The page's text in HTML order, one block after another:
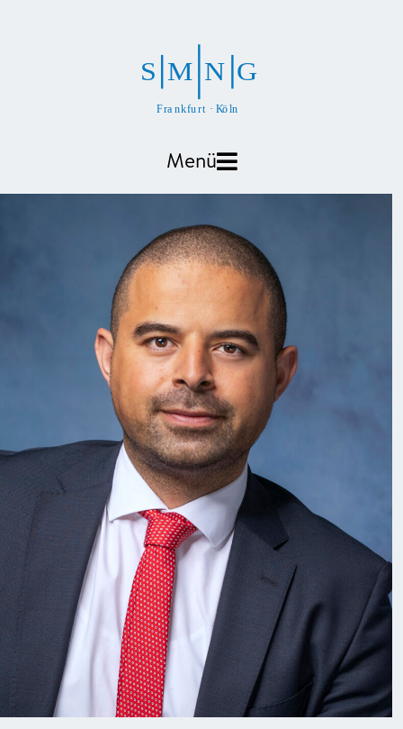
S M N G
Fra nkfurt · Köln
Menü